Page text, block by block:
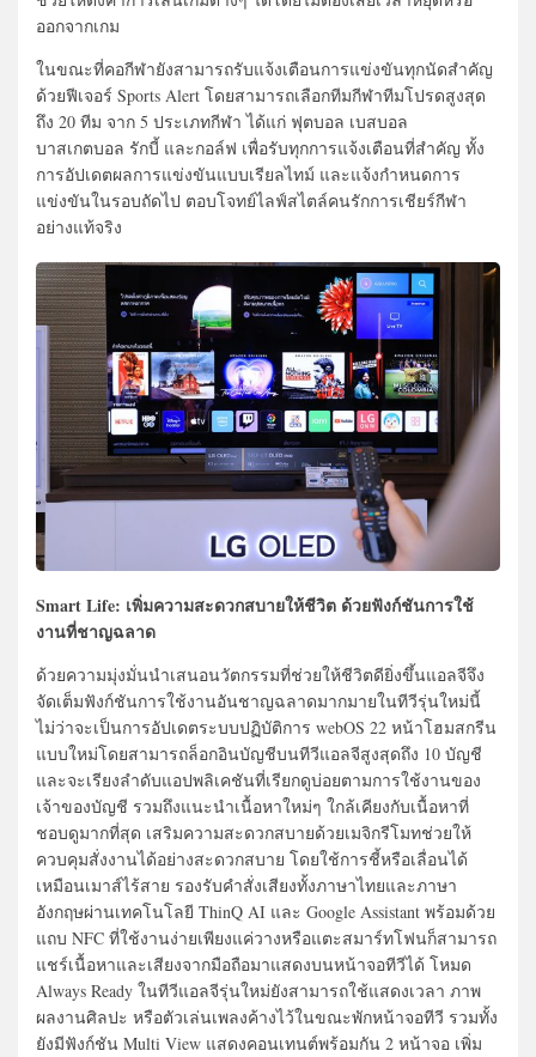
ออกจากเกม
ในขณะที่คอกีฬายังสามารถรับแจ้งเตือนการแข่งขันทุกนัดสำคัญ
ด้วยฟีเจอร์ Sports Alert โดยสามารถเลือกทีมกีฬาทีมโปรดสูงสุด
ถึง 20 ทีม จาก 5 ประเภทกีฬา ได้แก่ ฟุตบอล เบสบอล
บาสเกตบอล รักบี้ และกอล์ฟ เพื่อรับทุกการแจ้งเตือนที่สำคัญ ทั้ง
การอัปเดตผลการแข่งขันแบบเรียลไทม์ และแจ้งกำหนดการ
แข่งขันในรอบถัดไป ตอบโจทย์ไลฟ์สไตล์คนรักการเชียร์กีฬา
อย่างแท้จริง
Smart Life: เพิ่มความสะดวกสบายให้ชีวิต ด้วยฟังก์ชันการใช้
งานที่ชาญฉลาด
ด้วยความมุ่งมั่นนำเสนอนวัตกรรมที่ช่วยให้ชีวิตดียิ่งขึ้นแอลจีจึง
จัดเต็มฟังก์ชันการใช้งานอันชาญฉลาดมากมายในทีวีรุ่นใหม่นี้
ไม่ว่าจะเป็นการอัปเดตระบบปฏิบัติการ webOS 22 หน้าโฮมสกรีน
แบบใหม่โดยสามารถล็อกอินบัญชีบนทีวีแอลจีสูงสุดถึง 10 บัญชี
และจะเรียงลำดับแอปพลิเคชันที่เรียกดูบ่อยตามการใช้งานของ
เจ้าของบัญชี รวมถึงแนะนำเนื้อหาใหม่ๆ ใกล้เคียงกับเนื้อหาที่
ชอบดูมากที่สุด เสริมความสะดวกสบายด้วยเมจิกรีโมทช่วยให้
ควบคุมสั่งงานได้อย่างสะดวกสบาย โดยใช้การชี้หรือเลื่อนได้
เหมือนเมาส์ไร้สาย รองรับคำสั่งเสียงทั้งภาษาไทยและภาษา
อังกฤษผ่านเทคโนโลยี ThinQ AI และ Google Assistant พร้อมด้วย
แถบ NFC ที่ใช้งานง่ายเพียงแค่วางหรือแตะสมาร์ทโฟนก็สามารถ
แชร์เนื้อหาและเสียงจากมือถือมาแสดงบนหน้าจอทีวีได้ โหมด
Always Ready ในทีวีแอลจีรุ่นใหม่ยังสามารถใช้แสดงเวลา ภาพ
ผลงานศิลปะ หรือตัวเล่นเพลงค้างไว้ในขณะพักหน้าจอทีวี รวมทั้ง
ยังมีฟังก์ชัน Multi View แสดงคอนเทนต์พร้อมกัน 2 หน้าจอ เพิ่ม